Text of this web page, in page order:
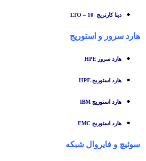
دیتا کارتریج LTO – 10
هارد سرور و استوریج
هارد سرور HPE
هارد استوریج HPE
هارد استوریج IBM
هارد استوریج EMC
سوئیچ و فایروال شبکه